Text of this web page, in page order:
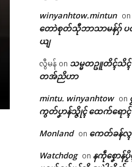
winyanhtow.mintun on
တောဲစုတ်သီုဘာသာမန်ဂှ်
ယျ
လွီမန် on သမ္မတဥူတိၚ်သိၚ်
တအ်ညိဟာ
mintu. winyanhtow on
ကွတ်ပၞာန်သ္ဇိုၚ် ထေက်ရောၚ်
Monland on ကေတ်ခန်
Watchdog on နကဵုစၞောန်